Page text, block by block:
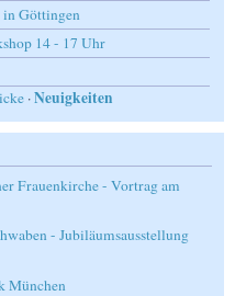
in Göttingen
14 - 17 Uhr
·Neuigkeiten
Frauenkirche - Vortrag am
- Jubiläumsausstellung
München